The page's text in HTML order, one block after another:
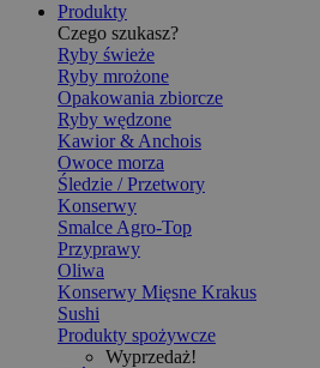
Produkty
Czego szukasz?
Ryby świeże
Ryby mrożone
Opakowania zbiorcze
Ryby wędzone
Kawior & Anchois
Owoce morza
Śledzie / Przetwory
Konserwy
Smalce Agro-Top
Przyprawy
Oliwa
Konserwy Mięsne Krakus
Sushi
Produkty spożywcze
Wyprzedaż!